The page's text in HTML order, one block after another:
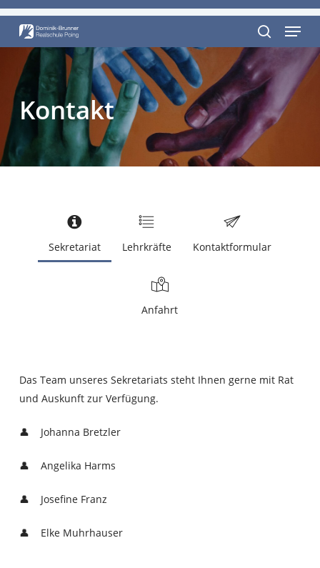
Skip
main
content
search
Menu
Kontakt
Sekretariat Lehrkräfte Kontaktformular
Anfahrt
Das Team unseres Sekretariats steht Ihnen gerne mit Rat
und Auskunft zur Verfügung.
👤 Johanna Bretzler
👤 Angelika Harms
👤 Josefine Franz
👤 Elke Muhrhauser
Close
Menu